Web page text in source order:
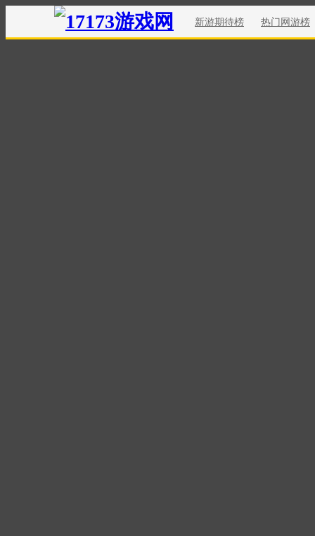
新游期待榜 热门网游榜